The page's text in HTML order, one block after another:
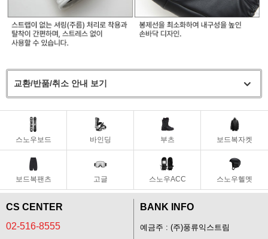
교환/반품/취소 안내 보기
스노우보드 바인딩 부츠 보드복자켓
보드복팬츠 고글 스노우ACC 스노우헬멧
CS CENTER
02-516-8555
BANK INFO
예금주 : (주)풍류익스트림